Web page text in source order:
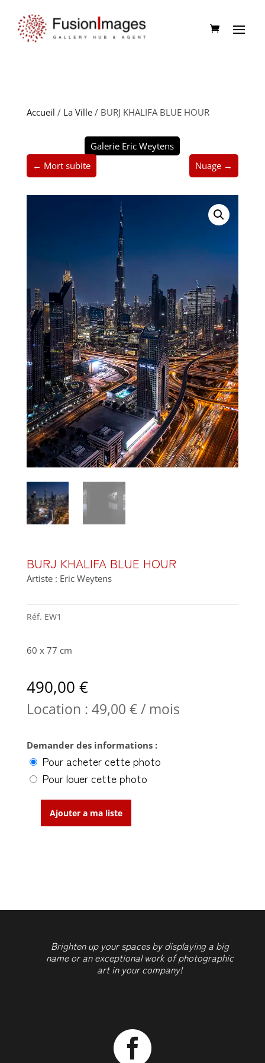
Accueil / La Ville/ BURJ KHALIFA BLUE HOUR
Galerie Eric Weytens
← Mort subite
Nuage →
BURJ KHALIFA BLUE HOUR
Artiste : Eric Weytens
Réf. EW1
60 x 77 cm
490,00 €
Location : 49,00 €/ mois
Demander des informations :
Pour acheter cette photo
Pour louer cette photo
quantitéAjouter a ma liste
Brighten up your spaces by displaying a big
name or an exceptional work of photographic
art in your company!
